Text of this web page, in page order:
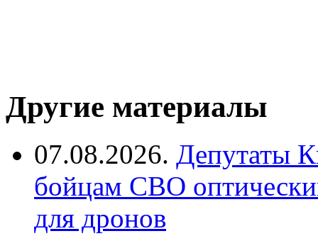
Другие материалы
07.08.2026. Депутаты
бойцам СВО
для дронов